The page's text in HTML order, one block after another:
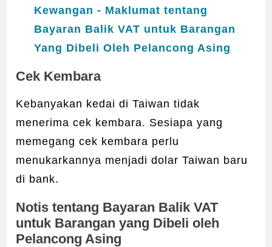
Kewangan - Maklumat tentang
Bayaran Balik VAT untuk Barangan
Yang Dibeli Oleh Pelancong Asing
Cek Kembara
Kebanyakan kedai di Taiwan tidak
menerima cek kembara. Sesiapa yang
memegang cek kembara perlu
menukarkannya menjadi dolar Taiwan baru
di bank.
Notis tentang Bayaran Balik VAT
untuk Barangan yang Dibeli oleh
Pelancong Asing